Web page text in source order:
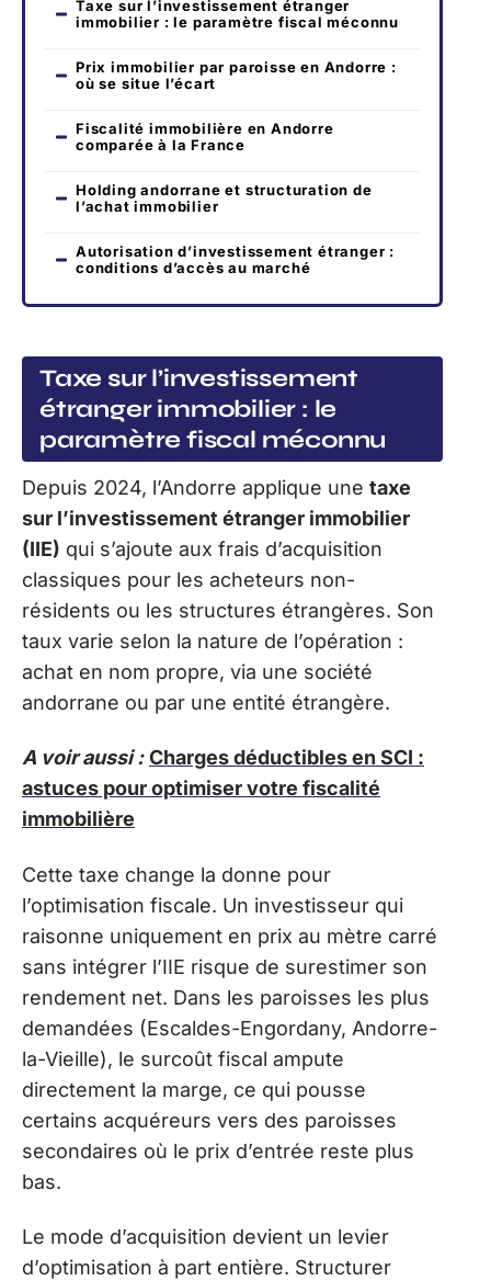
Taxe sur l’investissement étranger
immobilier : le paramètre fiscal méconnu
Prix immobilier par paroisse en Andorre :
où se situe l’écart
Fiscalité immobilière en Andorre
comparée à la France
Holding andorrane et structuration de
l’achat immobilier
Autorisation d’investissement étranger :
conditions d’accès au marché
Taxe sur l’investissement
étranger immobilier : le
paramètre fiscal méconnu
Depuis 2024, l’Andorre applique une taxe
sur l’investissement étranger immobilier
(IIE) qui s’ajoute aux frais d’acquisition
classiques pour les acheteurs non-
résidents ou les structures étrangères. Son
taux varie selon la nature de l’opération :
achat en nom propre, via une société
andorrane ou par une entité étrangère.
A voir aussi : Charges déductibles en SCI :
astuces pour optimiser votre fiscalité
immobilière
Cette taxe change la donne pour
l’optimisation fiscale. Un investisseur qui
raisonne uniquement en prix au mètre carré
sans intégrer l’IIE risque de surestimer son
rendement net. Dans les paroisses les plus
demandées (Escaldes-Engordany, Andorre-
la-Vieille), le surcoût fiscal ampute
directement la marge, ce qui pousse
certains acquéreurs vers des paroisses
secondaires où le prix d’entrée reste plus
bas.
Le mode d’acquisition devient un levier
d’optimisation à part entière. Structurer